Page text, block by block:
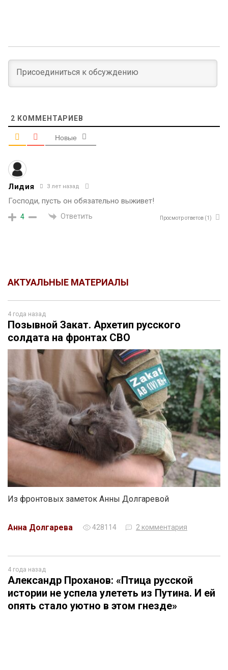
2 КОММЕНТАРИЕВ
Новые
Лидия 3 лет назад
Господи, пусть он обязательно выживет!
4 Ответить Просмотр ответов (1)
АКТУАЛЬНЫЕ МАТЕРИАЛЫ
4 года назад
Позывной Закат. Архетип русского
солдата на фронтах СВО
Из фронтовых заметок Анны Долгаревой
Анна Долгарева 428114 2 комментария
4 года назад
Александр Проханов: «Птица русской
истории не успела улететь из Путина. И ей
опять стало уютно в этом гнезде»